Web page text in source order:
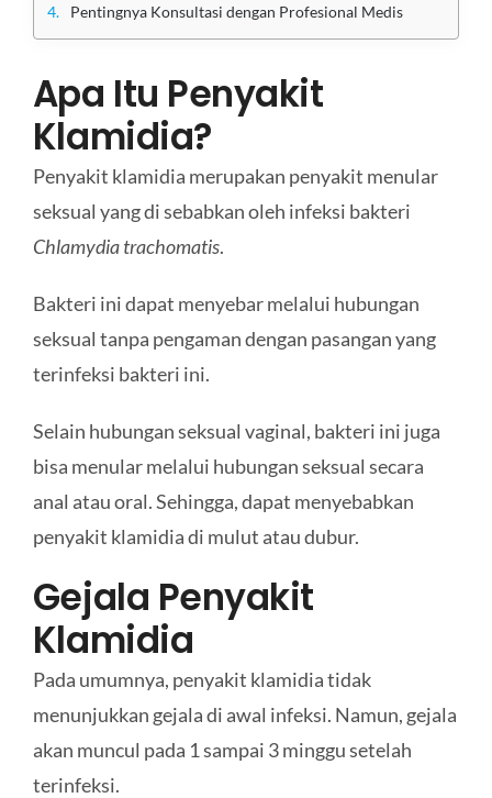
Pentingnya Konsultasi dengan Profesional Medis
Apa Itu Penyakit
Klamidia?
Penyakit klamidia merupakan penyakit menular
seksual yang di sebabkan oleh infeksi bakteri
Chlamydia trachomatis.
Bakteri ini dapat menyebar melalui hubungan
seksual tanpa pengaman dengan pasangan yang
terinfeksi bakteri ini.
Selain hubungan seksual vaginal, bakteri ini juga
bisa menular melalui hubungan seksual secara
anal atau oral. Sehingga, dapat menyebabkan
penyakit klamidia di mulut atau dubur.
Gejala Penyakit
Klamidia
Pada umumnya, penyakit klamidia tidak
menunjukkan gejala di awal infeksi. Namun, gejala
akan muncul pada 1 sampai 3 minggu setelah
terinfeksi.